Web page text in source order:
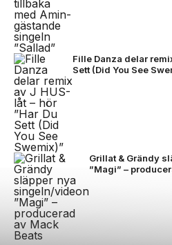
Fille Danza delar
Sett (Did You See
Grillat & Grändy
”Magi” –